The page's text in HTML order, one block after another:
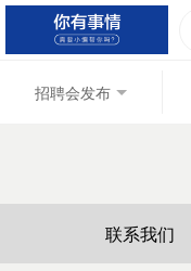
招聘会发布
联系我们